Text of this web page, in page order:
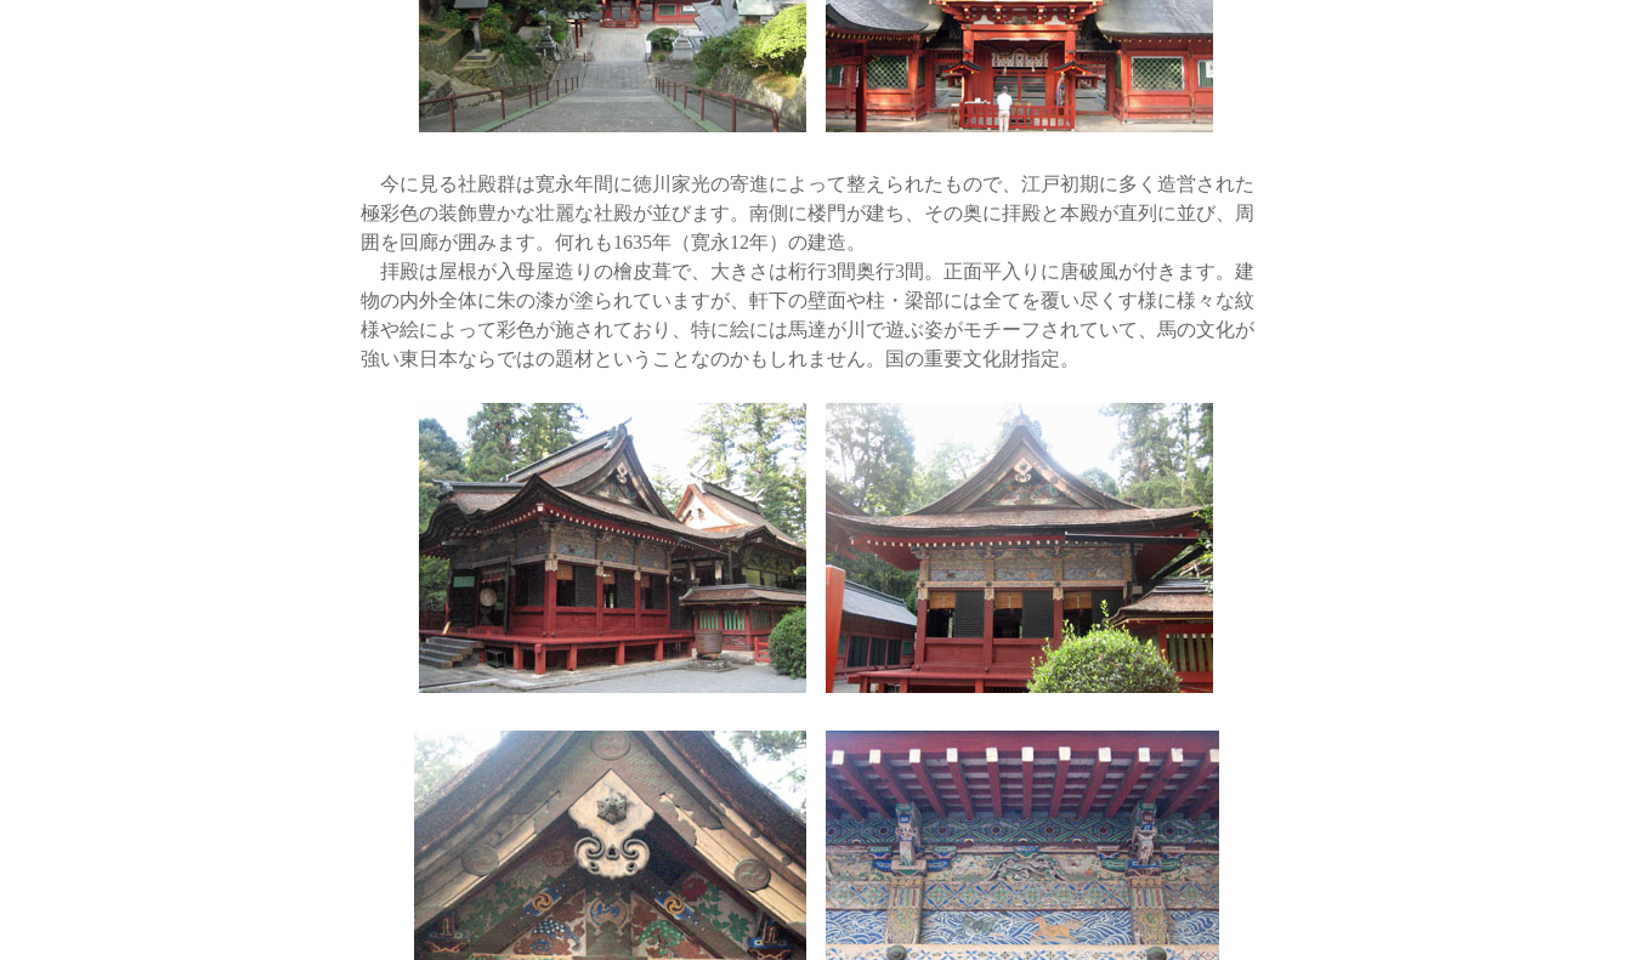
今に見る社殿群は寛永年間に徳川家光の寄進によって整えられたもので、江戸初期に多く造営された
極彩色の装飾豊かな壮麗な社殿が並びます。南側に楼門が建ち、その奥に拝殿と本殿が直列に並び、周
囲を回廊が囲みます。何れも1635年（寛永12年）の建造。
拝殿は屋根が入母屋造りの檜皮葺で、大きさは桁行3間奥行3間。正面平入りに唐破風が付きます。建
物の内外全体に朱の漆が塗られていますが、軒下の壁面や柱・梁部には全てを覆い尽くす様に様々な紋
様や絵によって彩色が施されており、特に絵には馬達が川で遊ぶ姿がモチーフされていて、馬の文化が
強い東日本ならではの題材ということなのかもしれません。国の重要文化財指定。